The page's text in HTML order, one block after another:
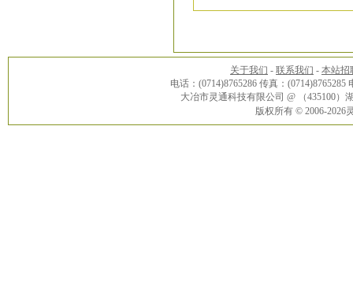
关于我们 - 联系我们 - 本站招
电话：(0714)8765286 传真：(0714)8765285
大冶市灵通科技有限公司 @ （435100
版权所有 © 2006-2026